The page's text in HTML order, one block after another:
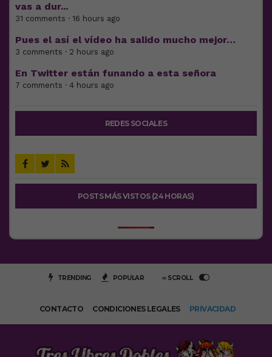
vas a dur...
31 comments · 16 hours ago
Pues el así el vídeo ha salido mucho mejor…
3 comments · 2 hours ago
En Twitter están funando a esta señora
7 comments · 4 hours ago
REDES SOCIALES
POSTS MÁS VISTOS (24 HORAS)
TRENDING POPULAR ∞ SCROLL
CONTACTO CONDICIONES LEGALES PRIVACIDAD